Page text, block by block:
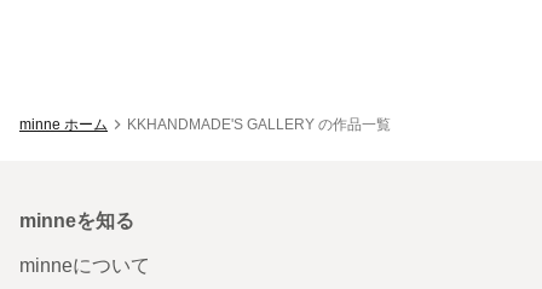
minne ホーム KKHANDMADE'S GALLERY の作品一覧
minneを知る
minneについて